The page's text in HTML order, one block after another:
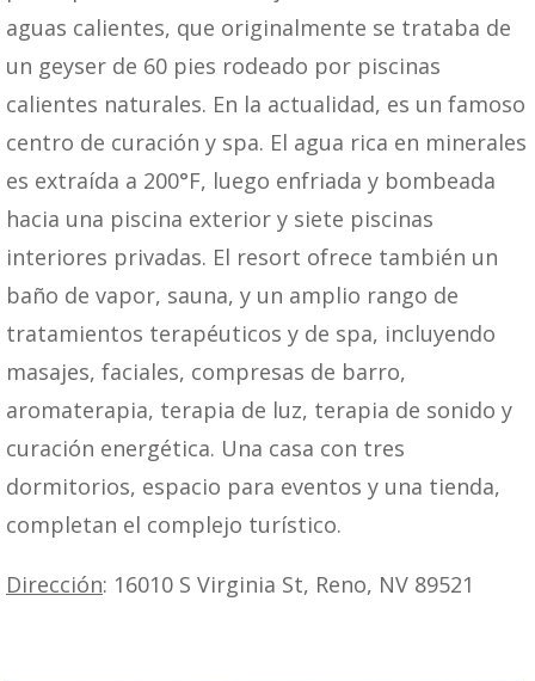
aguas calientes, que originalmente se trataba de
un geyser de 60 pies rodeado por piscinas
calientes naturales. En la actualidad, es un famoso
centro de curación y spa. El agua rica en minerales
es extraída a 200°F, luego enfriada y bombeada
hacia una piscina exterior y siete piscinas
interiores privadas. El resort ofrece también un
baño de vapor, sauna, y un amplio rango de
tratamientos terapéuticos y de spa, incluyendo
masajes, faciales, compresas de barro,
aromaterapia, terapia de luz, terapia de sonido y
curación energética. Una casa con tres
dormitorios, espacio para eventos y una tienda,
completan el complejo turístico.
Dirección: 16010 S Virginia St, Reno, NV 89521